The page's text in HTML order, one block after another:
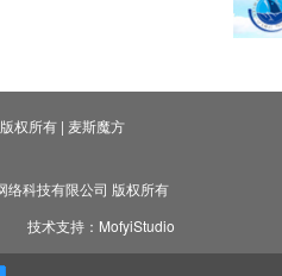
版权所有| 麦斯魔方
科技有限公司 版权所有
技术支持：MofyiStudio